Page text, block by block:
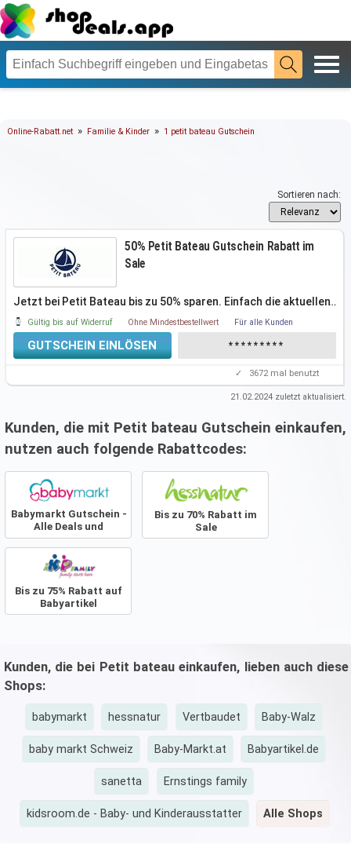
Online-Rabatt.net » Familie & Kinder » 1 petit bateau Gutschein
Sortieren nach:
50% Petit Bateau Gutschein Rabatt im
Sale
Jetzt bei Petit Bateau bis zu 50% sparen. Einfach die aktuellen
Angebote im
…
Gültig bis auf Widerruf Ohne Mindestbestellwert Für alle Kunden
GUTSCHEIN EINLÖSEN *********
✓ 3672mal benutzt
21.02.2024 zuletzt aktualisiert.
Kunden, die mit Petit bateau Gutschein einkaufen,
nutzen auch folgende Rabattcodes:
Babymarkt Gutschein -
Alle Deals und
Angebote
Bis zu 70% Rabatt im
Sale
Bis zu 75% Rabatt auf
Babyartikel
Kunden, die bei Petit bateau einkaufen, lieben auch diese
Shops:
babymarkt hessnatur Vertbaudet Baby-Walz
baby markt Schweiz Baby-Markt.at Babyartikel.de
sanetta Ernstings family
kidsroom.de - Baby- und Kinderausstatter Alle Shops